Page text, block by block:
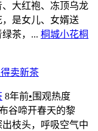
大红袍、冻顶乌龙
是女儿、女婿送
茶，... 桐城小花桐
8年前• 围观热度
谷啼开春天的黎
枝头，呼吸空气中